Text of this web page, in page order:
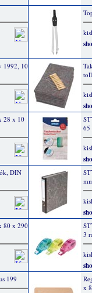
1992, 10
toll
28 x 10
65
DIN
80 x 290
3
199
x